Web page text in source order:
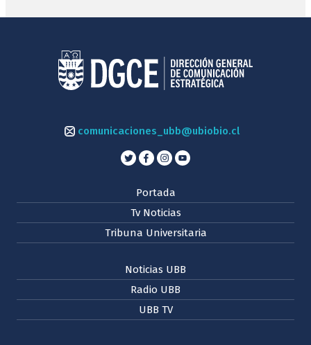
comunicaciones_ubb@ubiobio.cl
Portada
Tv Noticias
Tribuna Universitaria
Noticias UBB
Radio UBB
UBB TV